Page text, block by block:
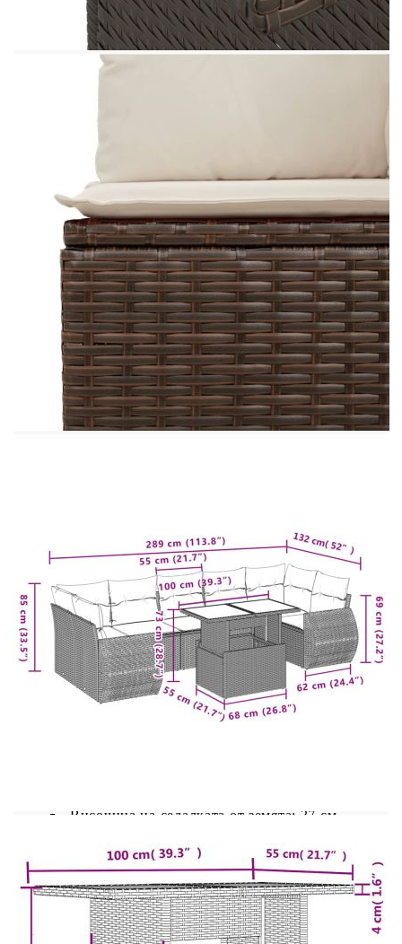
използва за външни мебели поради своята
издръжливост и устойчивост на атмосферни
влияния.Регулируем плот: Плотът може да се
повдигне, за да направи масата по-висока, което
трансформира външната маса от маса за кафе в
сядане.Калъф, който може да се сваля и може да
се пере: Тези възглавници за седалки имат
подвижни калъфи за лесно пране и
поддръжка.Модулен дизайн: Този комплект
външни мебели има модулен дизайн, което го
прави напълно гъвкав и лесен за преместване,
така че можете да създадете персонализирана
подредба на външни мебели. Добре е да се
знае:За да сте сигурни, че вашите външни
мебели ще останат красиви, ви препоръчваме да
ги защитите с водоустойчиво покривало.
Максимален капацитет на натоварване (на
място): 110 кг
UV устойчив
Необходим е монтаж
Размери: 62 x 62 x 69 см (Ш x Д x В)
Размери на седалката: 55 x 55 cм (Ш x Д)
Височина на седалката от земята: 37 см
Централна седалка:
Цвят: Кафяв
Материал: PE ратан, прахово боядисана
Височина на седалката от земята: 37 см
Модул с подлакътници:
Цвят: Кафяв
Материал: PE ратан, прахово боядисана
стомана